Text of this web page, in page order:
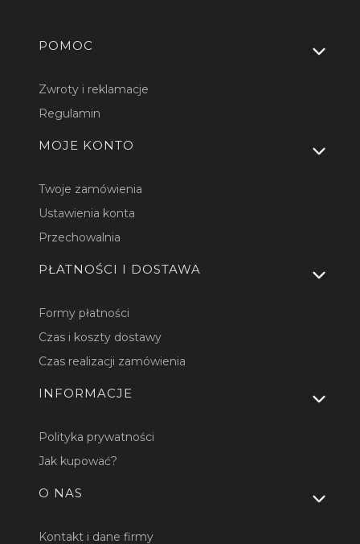
Linki w stopce
POMOC
Zwroty i reklamacje
Regulamin
MOJE KONTO
Twoje zamówienia
Ustawienia konta
Przechowalnia
PŁATNOŚCI I DOSTAWA
Formy płatności
Czas i koszty dostawy
Czas realizacji zamówienia
INFORMACJE
Polityka prywatności
Jak kupować?
O NAS
Kontakt i dane firmy